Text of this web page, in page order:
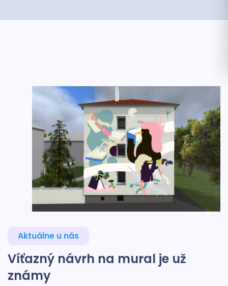
Aktuálne u nás
Víťazný návrh na mural je už
známy